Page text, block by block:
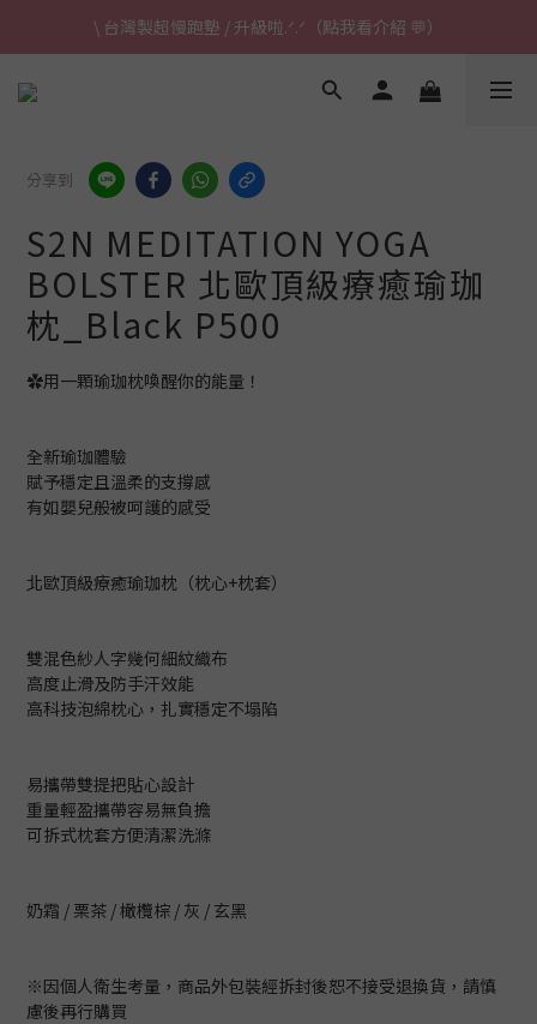
\ 台灣製超慢跑墊 / 升級啦.ᐟ.ᐟ（點我看介紹 💬）
\ 台灣製超慢跑墊 / 升級啦.ᐟ.ᐟ（點我看介紹 💬）
✈ 港澳免運｜滿HK$1,239免運 (指定商品)
分享到
S2N MEDITATION YOGA
BOLSTER 北歐頂級療癒瑜珈
枕_Black P500
✿用一顆瑜珈枕喚醒你的能量！
全新瑜珈體驗
賦予穩定且溫柔的支撐感
有如嬰兒般被呵護的感受
北歐頂級療癒瑜珈枕（枕心+枕套）
雙混色紗人字幾何細紋織布
高度止滑及防手汗效能
高科技泡綿枕心，扎實穩定不塌陷
易攜帶雙提把貼心設計
重量輕盈攜帶容易無負擔
可拆式枕套方便清潔洗滌
奶霜 / 栗茶 / 橄欖棕 / 灰 / 玄黑
※因個人衛生考量，商品外包裝經拆封後恕不接受退換貨，請慎
慮後再行購買